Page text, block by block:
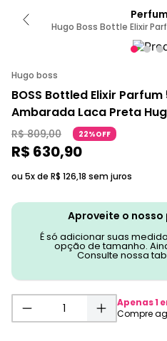
Hugo Boss Bottle Elixir
Hugo boss
BOSS Bottled Elixir
Ambarada Laca Preta
R$ 809,00 22%OFF
R$ 630,90
ou 5x de R$ 126,18 sem juros
Aproveite o
É só adicionar suas
opção de tamanho.
Consulte nossa
Apenas1